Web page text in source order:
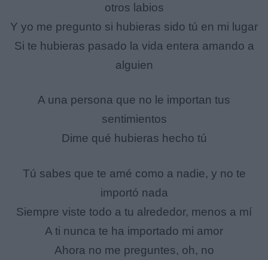
otros labios
Y yo me pregunto si hubieras sido tú en mi lugar
Si te hubieras pasado la vida entera amando a
alguien
A una persona que no le importan tus
sentimientos
Dime qué hubieras hecho tú
Tú sabes que te amé como a nadie, y no te
importó nada
Siempre viste todo a tu alrededor, menos a mí
A ti nunca te ha importado mi amor
Ahora no me preguntes, oh, no